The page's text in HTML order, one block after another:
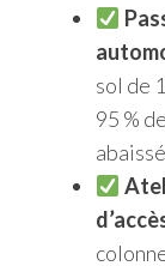
sol de
95 %